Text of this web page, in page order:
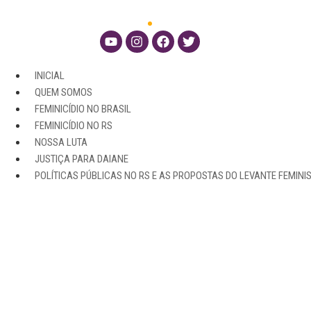
INICIAL
QUEM SOMOS
FEMINICÍDIO NO BRASIL
FEMINICÍDIO NO RS
NOSSA LUTA
JUSTIÇA PARA DAIANE
POLÍTICAS PÚBLICAS NO RS E AS PROPOSTAS DO LEVANTE